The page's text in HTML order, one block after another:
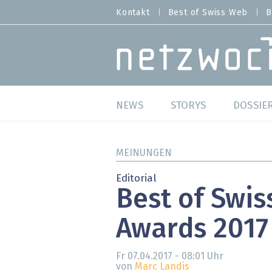
zum
MENU
Kontakt Best of Swiss Web
MAIN NAVIGATION
NEWS
Studien
Meinungen
Hands-on
STORYS
Best
SAP
MEINUNGEN
Editorial
Best of
Awards 2017
Fr 07.04.2017 - 08:01 Uhr
von Marc Landis